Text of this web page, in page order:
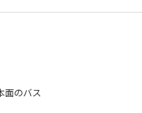
のバス